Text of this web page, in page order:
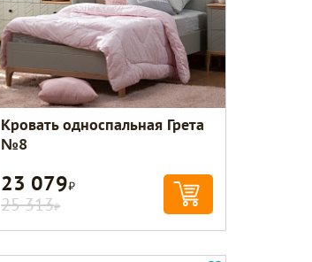
Кровать односпальная Грета
№8
23 079Р
25 313Р